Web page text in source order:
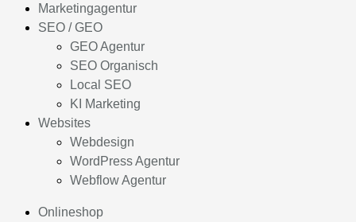
Marketingagentur
SEO / GEO
GEO Agentur
SEO Organisch
Local SEO
KI Marketing
Websites
Webdesign
WordPress Agentur
Webflow Agentur
Onlineshop